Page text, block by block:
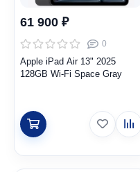
61 900 ₽
0
Apple iPad Air 13" 2025
128GB Wi-Fi Space Gray